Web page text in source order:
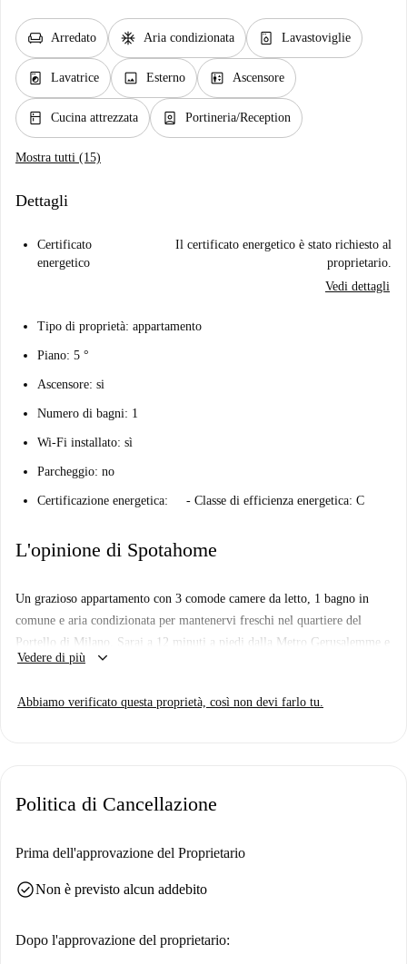
chair Arredato ac_unit Aria condizionata dishwasher_gen Lavastoviglie
local_laundry_service Lavatrice image Esterno elevator Ascensore
kitchen Cucina attrezzata person_book Portineria/Reception
Mostra tutti (15)
Dettagli
Certificato
energetico
Il certificato energetico è stato richiesto al
proprietario.
Vedi dettagli
Tipo di proprietà: appartamento
Piano: 5 °
Ascensore: si
Numero di bagni: 1
Wi-Fi installato: sì
Parcheggio: no
Certificazione energetica: - Classe di efficienza energetica: C
L'opinione di Spotahome
Un grazioso appartamento con 3 comode camere da letto, 1 bagno in
comune e aria condizionata per mantenervi freschi nel quartiere del
Portello di Milano. Sarai a 12 minuti a piedi dalla Metro Gerusalemme e
nelle vicinanze troverai molti ristoranti, caffetterie e negozi.
Vedere di più keyboard_arrow_down
Abbiamo verificato questa proprietà, così non devi farlo tu.
Politica di Cancellazione
Prima dell'approvazione del Proprietario
check_circleNon è previsto alcun addebito
Dopo l'approvazione del proprietario: